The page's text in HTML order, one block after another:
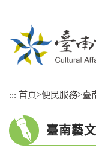
::: 首頁>便民服務>臺
臺南藝